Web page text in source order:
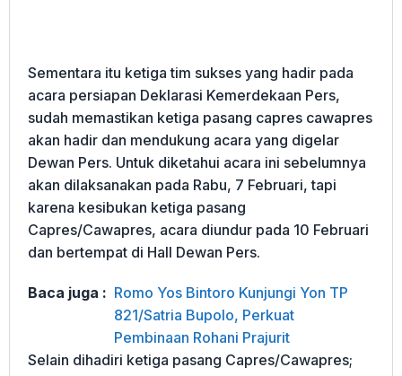
Sementara itu ketiga tim sukses yang hadir pada
acara persiapan Deklarasi Kemerdekaan Pers,
sudah memastikan ketiga pasang capres cawapres
akan hadir dan mendukung acara yang digelar
Dewan Pers. Untuk diketahui acara ini sebelumnya
akan dilaksanakan pada Rabu, 7 Februari, tapi
karena kesibukan ketiga pasang
Capres/Cawapres, acara diundur pada 10 Februari
dan bertempat di Hall Dewan Pers.
Baca juga : Romo Yos Bintoro Kunjungi Yon TP
821/Satria Bupolo, Perkuat
Pembinaan Rohani Prajurit
Selain dihadiri ketiga pasang Capres/Cawapres;